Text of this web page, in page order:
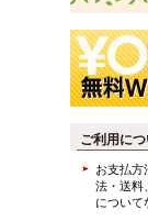
ご利用につ
お支払方
法・送料
について